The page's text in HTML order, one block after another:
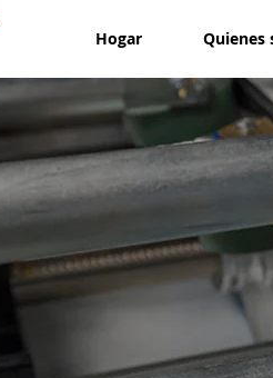
Hogar Quienes